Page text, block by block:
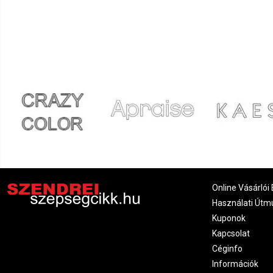
Online Vásárlói
Használati
Kuponok
Kapcsolat
Céginfo
Információk